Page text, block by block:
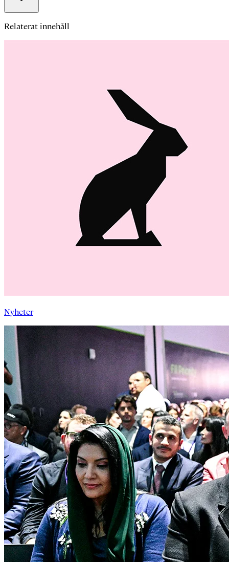
Relaterat innehåll
Nyheter